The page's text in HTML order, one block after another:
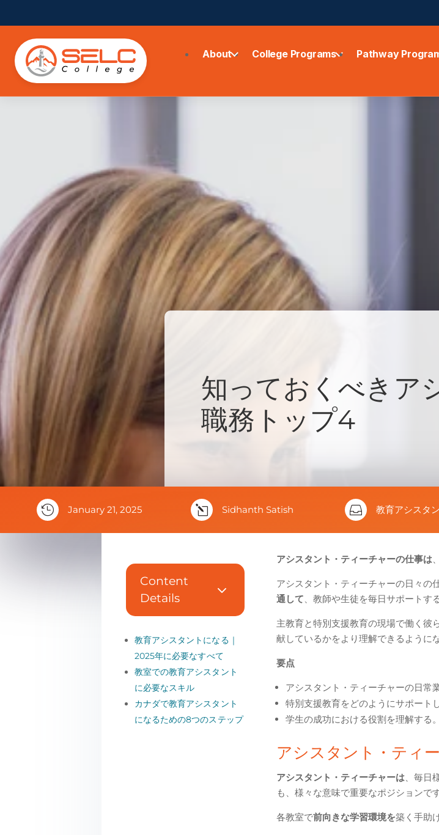
About College Programs Pathway
知っておくべきア
職務トップ4
 January 21, 2025 l Sidhanth Satish  教育アシスタ
Content
Details
3
教育アシスタントになる｜
2025年に必要なすべて
教室での教育アシスタント
に必要なスキル
カナダで教育アシスタント
になるための8つのステップ
アシスタント・ティーチャーの仕事は
アシスタント・ティーチャーの日々の
通して、教師や生徒を毎日サポートす
主教育と特別支援教育の現場で働く彼
献しているかをより理解できるように
要点
アシスタント・ティーチャーの日常
特別支援教育をどのようにサポート
学生の成功における役割を理解する。
アシスタント・ティ
アシスタント・ティーチャーは、毎日
も、様々な意味で重要なポジションです
各教室で前向きな学習環境を築く手助